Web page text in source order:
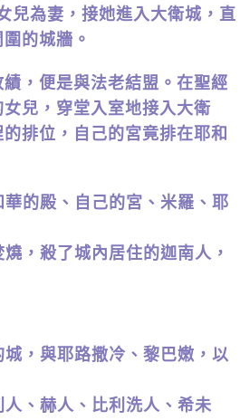
為妻，接她進入大衛城，直
的城牆。
，便是與法老結盟。在聖經
兒，穿堂入室地接入大衛
排位，自己的宮竟排在耶和
的殿、自己的宮、米羅、耶
，殺了城內居住的迦南人，
，與耶路撒冷、黎巴嫩，以
、赫人、比利洗人、希未